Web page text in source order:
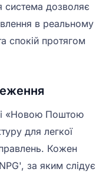
система дозволяє
в реальному
спокій протягом
«Новою Поштою
для легкої
Кожен
за яким слідує